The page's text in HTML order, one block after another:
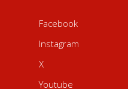
Facebook
Instagram
X
Youtube